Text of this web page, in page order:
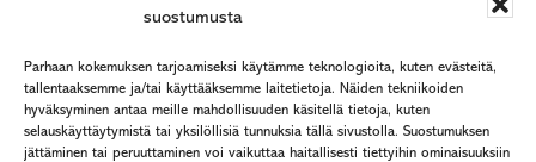
suostumusta
Parhaan kokemuksen tarjoamiseksi käytämme teknologioita, kuten evästeitä,
tallentaaksemme ja/tai käyttääksemme laitetietoja. Näiden tekniikoiden
hyväksyminen antaa meille mahdollisuuden käsitellä tietoja, kuten
selauskäyttäytymistä tai yksilöllisiä tunnuksia tällä sivustolla. Suostumuksen
jättäminen tai peruuttaminen voi vaikuttaa haitallisesti tiettyihin ominaisuuksiin
Footer
etu.suku@rapp.fi
puh. 044 7799 277
Rekisteri- ja tietosuojaseloste